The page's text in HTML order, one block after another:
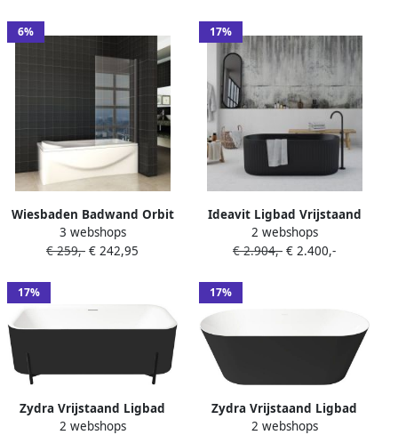
6%
Wiesbaden Badwand Orbit
80x140cm Antikalk Helder
Glas Mat Zwart Profiel 6mm
3 webshops
€ 259,- € 242,95
17%
Ideavit Ligbad Vrijstaand
Archtec Rock 170x75x60 cm
Zwart
2 webshops
€ 2.904,- € 2.400,-
17%
Zydra Vrijstaand Ligbad
Aura 75x170 cm Negro
2 webshops
17%
Zydra Vrijstaand Ligbad
Leman 75x170 cm Negro
2 webshops